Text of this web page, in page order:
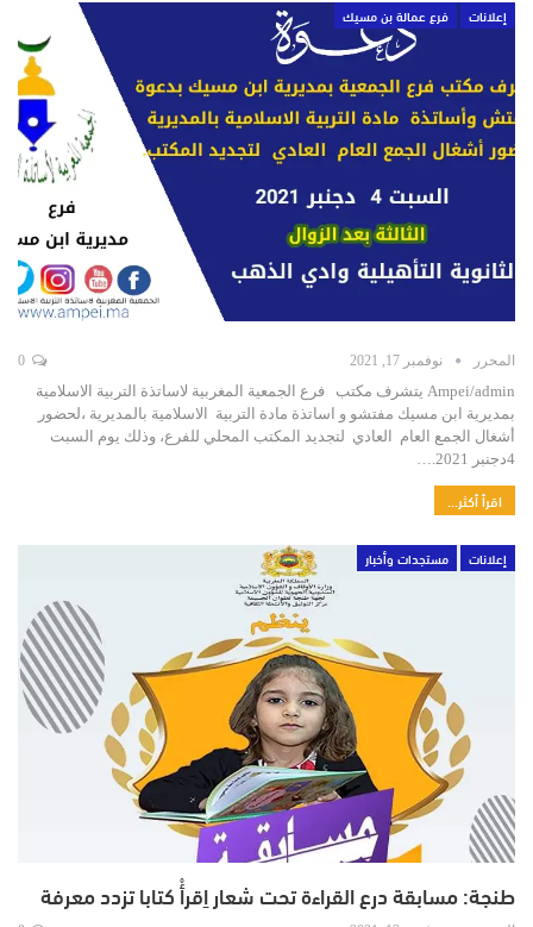
إعلانات فرع عمالة بن مسيك
المحرر نوفمبر 17, 2021
Ampei/admin يتشرف مكتب فرع الجمعية المغربية لاساتذة التربية الاسلامية
بمديرية ابن مسيك مفتشو و اساتذة مادة التربية الاسلامية بالمديرية ،لحضور
أشغال الجمع العام العادي لتجديد المكتب المحلي للفرع، وذلك يوم السبت
4دجنبر 2021.…
اقرأ أكثر...
إعلانات مستجدات وأخبار
طنجة: مسابقة درع القراءة تحت شعار اِقرأْ كتابا تزدد معرفة